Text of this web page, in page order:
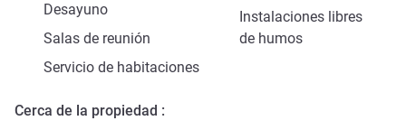
Desayuno
Salas de reunión
Instalaciones libres
de humos
Servicio de habitaciones
Cerca de la propiedad